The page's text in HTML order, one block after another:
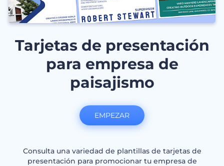
Tarjetas de presentación
para empresa de
paisajismo
Consulta una variedad de plantillas de tarjetas de
presentación para promocionar tu empresa de
EMPEZAR